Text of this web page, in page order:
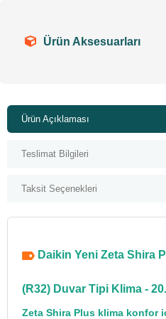
Ürün Aksesuarları
Ürün Açıklaması
Teslimat Bilgileri
Taksit Seçenekleri
Daikin Yeni Zeta Shira
(R32) Duvar Tipi Klima -
Zeta Shira Plus klima konfor